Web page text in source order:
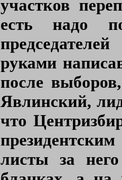
участков
есть надо
руками
после
Явлинский,
что
листы за